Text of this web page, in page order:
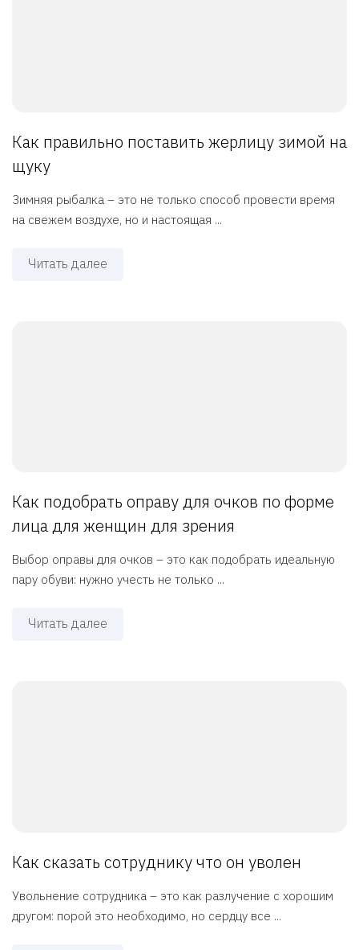
Как правильно поставить жерлицу зимой на
щуку
Зимняя рыбалка – это не только способ провести время
на свежем воздухе, но и настоящая ...
Читать далее
Как подобрать оправу для очков по форме
лица для женщин для зрения
Выбор оправы для очков – это как подобрать идеальную
пару обуви: нужно учесть не только ...
Читать далее
Как сказать сотруднику что он уволен
Увольнение сотрудника – это как разлучение с хорошим
другом: порой это необходимо, но сердцу все ...